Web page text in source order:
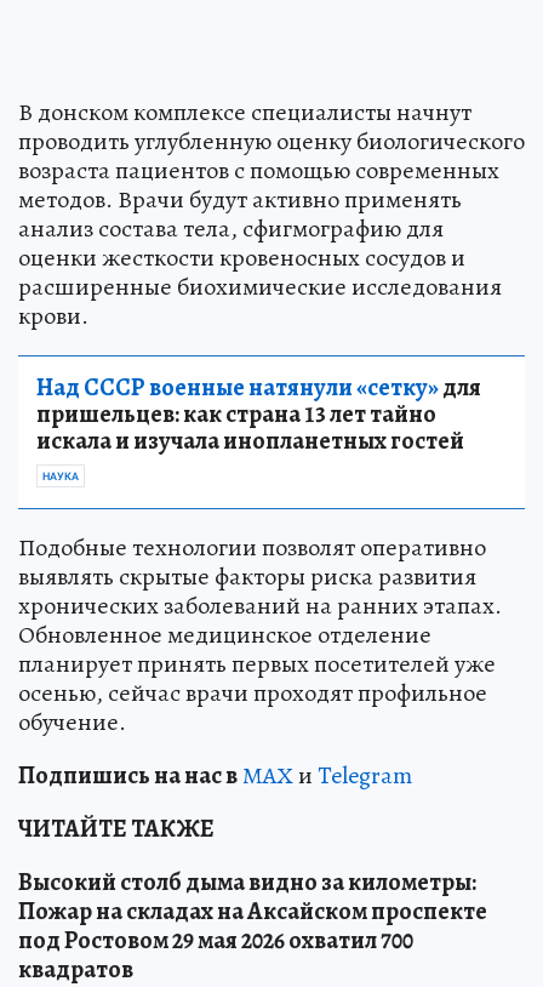
В донском комплексе специалисты начнут
проводить углубленную оценку биологического
возраста пациентов с помощью современных
методов. Врачи будут активно применять
анализ состава тела, сфигмографию для
оценки жесткости кровеносных сосудов и
расширенные биохимические исследования
крови.
Над СССР военные натянули «сетку»для
пришельцев: как страна 13 лет тайно
искала и изучала инопланетных гостей
НАУКА
Подобные технологии позволят оперативно
выявлять скрытые факторы риска развития
хронических заболеваний на ранних этапах.
Обновленное медицинское отделение
планирует принять первых посетителей уже
осенью, сейчас врачи проходят профильное
обучение.
Подпишись на нас вМАХиTelegram
ЧИТАЙТЕ ТАКЖЕ
Высокий столб дыма видно за километры:
Пожар на складах на Аксайском проспекте
под Ростовом 29 мая 2026 охватил 700
квадратов